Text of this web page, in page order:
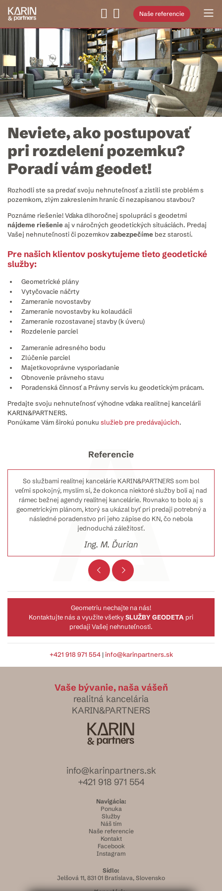
Naše referencie
Neviete, ako postupovať
pri rozdelení pozemku?
Poradí vám geodet!
Rozhodli ste sa predať svoju nehnuteľnosť a zistili ste problém s
pozemkom, zlým zakreslením hraníc či nezapísanou stavbou?
Poznáme riešenie! Vďaka dlhoročnej spolupráci s geodetmi
nájdeme riešenieaj v náročných geodetických situáciách. Predaj
Vašej nehnuteľnosti či pozemkovzabezpečíme bez starostí.
Pre našich klientov poskytujeme tieto geodetické
služby:
Geometrické plány
Vytyčovacie náčrty
Zameranie novostavby
Zameranie novostavby ku kolaudácii
Zameranie rozostavanej stavby (k úveru)
Rozdelenie parciel
Zameranie adresného bodu
Zlúčenie parciel
Majetkovoprávne vysporiadanie
Obnovenie právneho stavu
Poradenská činnosť a Právny servis ku geodetickým prácam.
Predajte svoju nehnuteľnosť výhodne vďaka realitnej kancelárii
KARIN&PARTNERS.
Ponúkame Vám širokú ponuku služieb pre predávajúcich.
Referencie
So službami realitnej kancelárie KARIN&PARTNERS som bol
veľmi spokojný, myslím si, že dokonca niektoré služby boli aj nad
rámec bežnej agendy realitnej kancelárie. Rovnako to bolo aj s
geometrickým plánom, ktorý sa ukázal byť pri predaji potrebný a
následné poradenstvo pri jeho zápise do KN, čo nebola
jednoduchá záležitosť.
Ing. M. Ďurian
Geometriu nechajte na nás!
Kontaktujte nás a využite všetkySLUŽBY GEODETA pri
predaji Vašej nehnuteľnosti.
+421 918 971 554|info@karinpartners.sk
Vaše bývanie, naša vášeň
realitná kancelária
KARIN&PARTNERS
info@karinpartners.sk
+421 918 971 554
Navigácia:
Ponuka
Služby
Náš tím
Naše referencie
Kontakt
Facebook
Instagram
Sídlo:
Jelšová 11, 831 01 Bratislava, Slovensko